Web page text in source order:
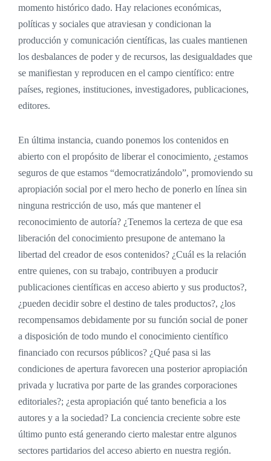
momento histórico dado. Hay relaciones económicas,
políticas y sociales que atraviesan y condicionan la
producción y comunicación científicas, las cuales mantienen
los desbalances de poder y de recursos, las desigualdades que
se manifiestan y reproducen en el campo científico: entre
países, regiones, instituciones, investigadores, publicaciones,
editores.
En última instancia, cuando ponemos los contenidos en
abierto con el propósito de liberar el conocimiento, ¿estamos
seguros de que estamos “democratizándolo”, promoviendo su
apropiación social por el mero hecho de ponerlo en línea sin
ninguna restricción de uso, más que mantener el
reconocimiento de autoría? ¿Tenemos la certeza de que esa
liberación del conocimiento presupone de antemano la
libertad del creador de esos contenidos? ¿Cuál es la relación
entre quienes, con su trabajo, contribuyen a producir
publicaciones científicas en acceso abierto y sus productos?,
¿pueden decidir sobre el destino de tales productos?, ¿los
recompensamos debidamente por su función social de poner
a disposición de todo mundo el conocimiento científico
financiado con recursos públicos? ¿Qué pasa si las
condiciones de apertura favorecen una posterior apropiación
privada y lucrativa por parte de las grandes corporaciones
editoriales?; ¿esta apropiación qué tanto beneficia a los
autores y a la sociedad? La conciencia creciente sobre este
último punto está generando cierto malestar entre algunos
sectores partidarios del acceso abierto en nuestra región.